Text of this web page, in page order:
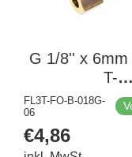
G 1/8'' x 6mm
T-
150 Bar DIN
FL3T-FO-B-018G-
06
Regulärer
€4,86